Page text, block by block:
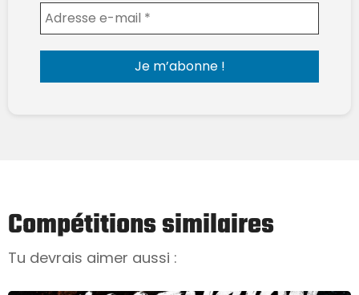
Compétitions similaires
Tu devrais aimer aussi :